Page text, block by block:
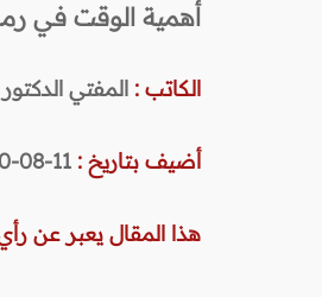
أهمية الوقت في
الكاتب : المفتي
أضيف بتاريخ : 11-08-2010
هذا المقال يعبر عن رأي